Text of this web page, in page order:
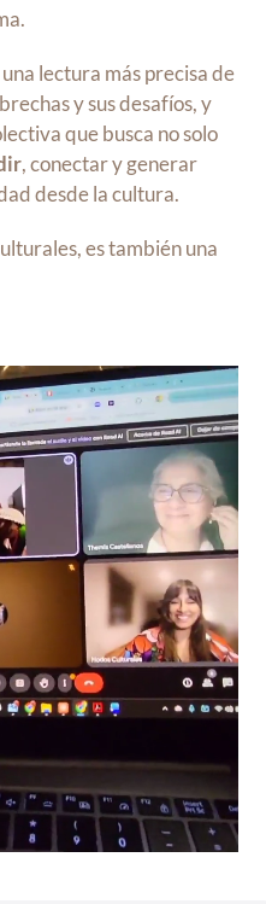
lectura más precisa de
y sus desafíos, y
que busca no solo
, conectar y generar
desde la cultura.
es también una